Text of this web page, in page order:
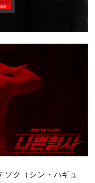
ソク（シン・ハギュ